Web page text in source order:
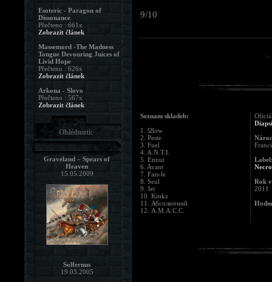
9/10
Seznam skladeb:
1. Ωlow
2. Peste
3. Fuel
4. A.N.T.I.
5. Ennui
6. Avant
7. Fais-le
8. Seul
9. Jet
10. Kmkz
11. Абcoлютний
12. A.M.A.C.C.
Rok
2011
Esoteric - Paragon of
Dissonance
Přečteno : 661x
Zobrazit článek
Massemord -The Madness
Tongue Devouring Juices of
Livid Hope
Přečteno : 626x
Zobrazit článek
Arkona - Slovo
Přečteno : 567x
Zobrazit článek
Ohlédnutí:
Graveland – Spears of
Heaven
15.05.2009
Solfernus
19.03.2005